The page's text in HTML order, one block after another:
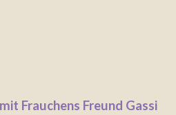
Frauchens Freund Gassi